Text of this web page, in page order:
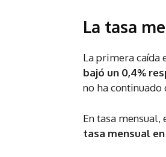
La tasa
La primera caída
bajó un 0,4%
no ha
En tasa mensual,
tasa mensual